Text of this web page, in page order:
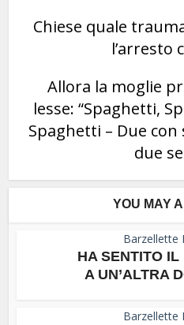
Chiese quale
l’arresto
Allora la moglie
lesse: “Spaghetti,
Spaghetti – Due
due
YOU MAY
Barzellette
HA SENTITO
A UN’ALTRA
Barzellette